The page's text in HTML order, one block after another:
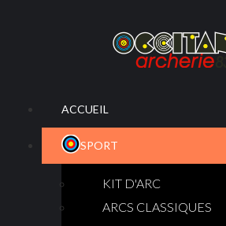
ACCUEIL
SPORT
KIT D'ARC
ARCS CLASSIQUES